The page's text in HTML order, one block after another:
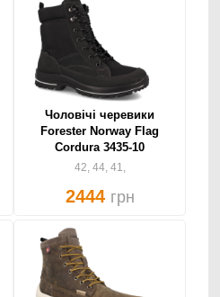
Чоловічі черевики
Forester Norway Flag
Cordura 3435-10
42, 44, 41,
2444 грн